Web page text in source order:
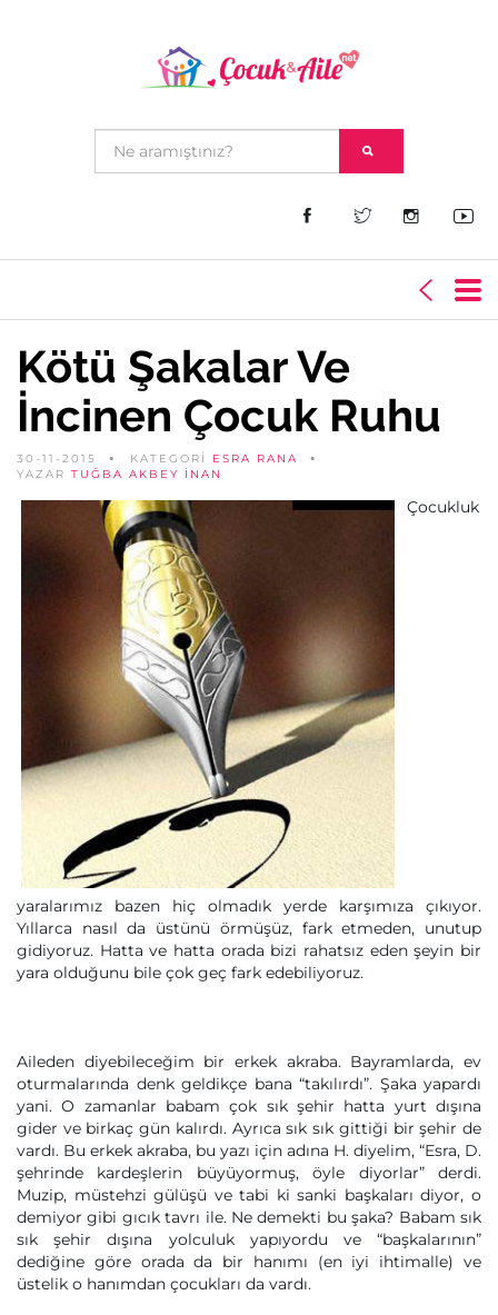
Kötü Şakalar Ve
İncinen Çocuk Ruhu
30-11-2015 KATEGORİ ESRA RANA
YAZAR TUĞBA AKBEY İNAN
Çocukluk
yaralarımız bazen hiç olmadık yerde karşımıza çıkıyor.
Yıllarca nasıl da üstünü örmüşüz, fark etmeden, unutup
gidiyoruz. Hatta ve hatta orada bizi rahatsız eden şeyin bir
yara olduğunu bile çok geç fark edebiliyoruz.
Aileden diyebileceğim bir erkek akraba. Bayramlarda, ev
oturmalarında denk geldikçe bana “takılırdı”. Şaka yapardı
yani. O zamanlar babam çok sık şehir hatta yurt dışına
gider ve birkaç gün kalırdı. Ayrıca sık sık gittiği bir şehir de
vardı. Bu erkek akraba, bu yazı için adına H. diyelim, “Esra, D.
şehrinde kardeşlerin büyüyormuş, öyle diyorlar” derdi.
Muzip, müstehzi gülüşü ve tabi ki sanki başkaları diyor, o
demiyor gibi gıcık tavrı ile. Ne demekti bu şaka? Babam sık
sık şehir dışına yolculuk yapıyordu ve “başkalarının”
dediğine göre orada da bir hanımı (en iyi ihtimalle) ve
üstelik o hanımdan çocukları da vardı.